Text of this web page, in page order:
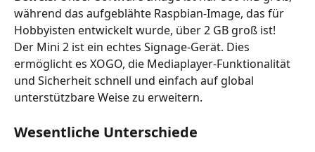
während das aufgeblähte Raspbian-Image, das für
Hobbyisten entwickelt wurde, über 2 GB groß ist!
Der Mini 2 ist ein echtes Signage-Gerät. Dies
ermöglicht es XOGO, die Mediaplayer-Funktionalität
und Sicherheit schnell und einfach auf global
unterstützbare Weise zu erweitern.
Wesentliche Unterschiede